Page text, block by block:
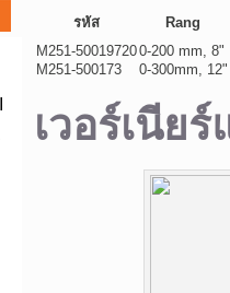
รหัส
Rang
M251-500197200-200 mm, 8"
M251-500173
0-300mm, 12"
เวอร์เนีย